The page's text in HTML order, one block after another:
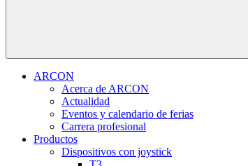
ARCON
Acerca de ARCON
Actualidad
Eventos y calendario de ferias
Carrera profesional
Productos
Dispositivos con joystick